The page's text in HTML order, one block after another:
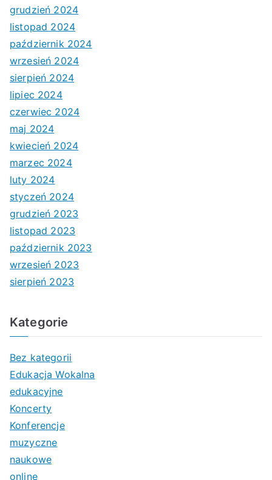
grudzień 2024
listopad 2024
październik 2024
wrzesień 2024
sierpień 2024
lipiec 2024
czerwiec 2024
maj 2024
kwiecień 2024
marzec 2024
luty 2024
styczeń 2024
grudzień 2023
listopad 2023
październik 2023
wrzesień 2023
sierpień 2023
Kategorie
Bez kategorii
Edukacja Wokalna
edukacyjne
Koncerty
Konferencje
muzyczne
naukowe
online